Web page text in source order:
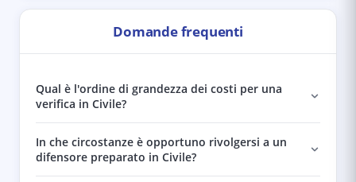
Domande frequenti
Qual è l'ordine di grandezza dei costi per una
verifica in Civile?
In che circostanze è opportuno rivolgersi a un
difensore preparato in Civile?